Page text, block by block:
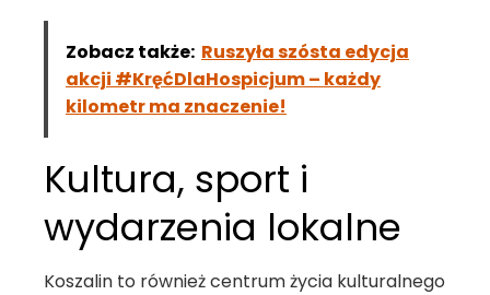
Zobacz także: Ruszyła szósta edycja
akcji #KręćDlaHospicjum – każdy
kilometr ma znaczenie!
Kultura, sport i
wydarzenia lokalne
Koszalin to również centrum życia kulturalnego